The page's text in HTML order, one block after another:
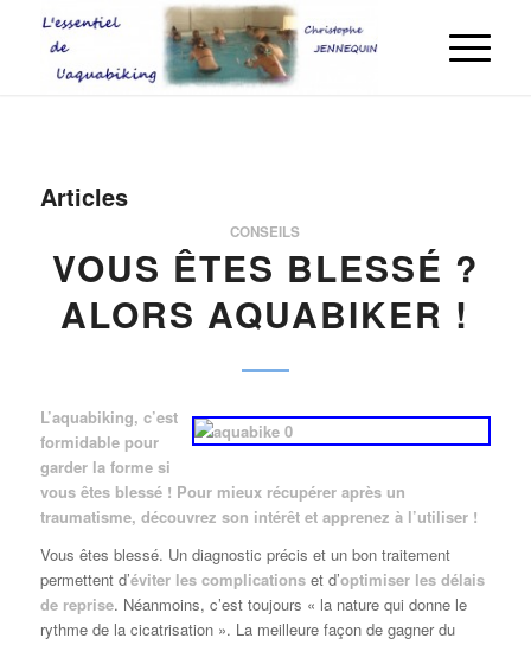
Articles
CONSEILS
VOUS ÊTES BLESSÉ ?
ALORS AQUABIKER !
L’aquabiking, c’est
formidable pour
garder la forme si
vous êtes blessé ! Pour mieux récupérer après un
traumatisme, découvrez son intérêt et apprenez à l’utiliser !
Vous êtes blessé. Un diagnostic précis et un bon traitement
permettent d’éviter les complicationset d’optimiser les délais
de reprise. Néanmoins, c’est toujours « la nature qui donne le
rythme de la cicatrisation ». La meilleure façon de gagner du